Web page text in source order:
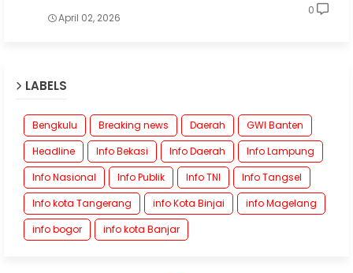
April 02, 2026
0
LABELS
Bengkulu Breaking news Daerah
GWI Banten
Headline
Info Bekasi Info Daerah
Info Lampung
Info Nasional
Info Publik Info TNI
Info Tangsel
Info kota Tangerang
info Kota Binjai
info Magelang
info bogor
info kota Banjar